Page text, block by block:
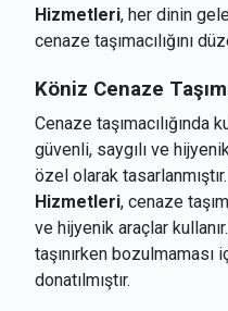
Hizmetleri, her dinin
cenaze taşımacılığını
Köniz Cenaze
Cenaze taşımacılığında
güvenli, saygılı ve
özel olarak tasarlanmıştır.
Hizmetleri, cenaze
ve hijyenik araçlar
taşınırken
donatılmıştır.